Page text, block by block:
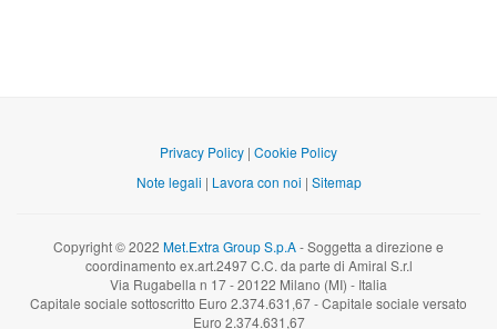
Privacy Policy | Cookie Policy
Note legali | Lavora con noi | Sitemap
Copyright © 2022 Met.Extra Group S.p.A- Soggetta a direzione e
coordinamento ex.art.2497 C.C. da parte di Amiral S.r.l
Via Rugabella n 17 - 20122 Milano (MI) - Italia
Capitale sociale sottoscritto Euro 2.374.631,67 - Capitale sociale versato
Euro 2.374.631,67